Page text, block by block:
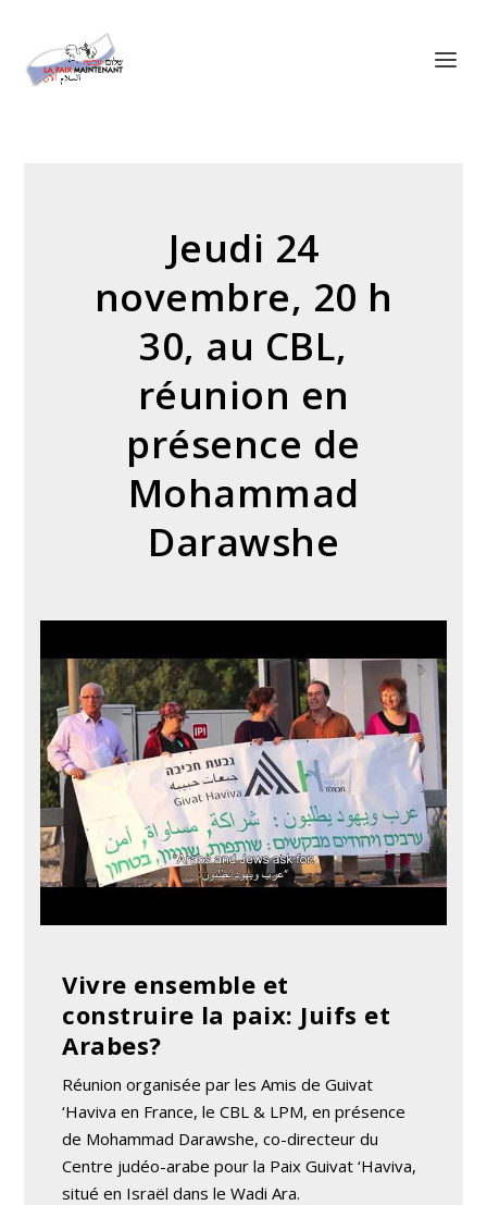
Jeudi 24
novembre, 20 h
30, au CBL,
réunion en
présence de
Mohammad
Darawshe
Vivre ensemble et
construire la paix: Juifs et
Arabes?
Réunion organisée par les Amis de Guivat
‘Haviva en France, le CBL & LPM, en présence
de Mohammad Darawshe, co-directeur du
Centre judéo-arabe pour la Paix Guivat ‘Haviva,
situé en Israël dans le Wadi Ara.